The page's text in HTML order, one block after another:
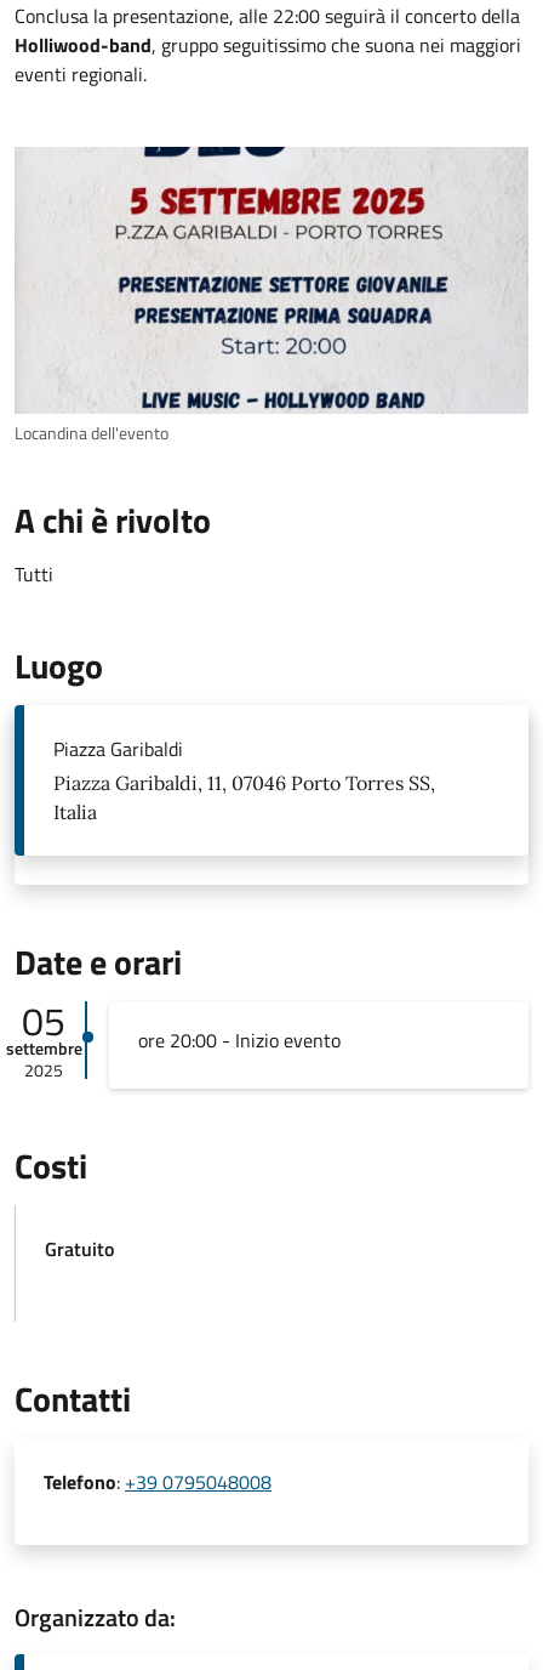
Conclusa la presentazione, alle 22:00 seguirà il concerto della
Holliwood-band, gruppo seguitissimo che suona nei maggiori
eventi regionali.
Locandina dell'evento
A chi è rivolto
Tutti
Luogo
Piazza Garibaldi
Piazza Garibaldi, 11, 07046 Porto Torres SS,
Italia
Date e orari
05
settembre
2025
ore 20:00 - Inizio evento
Costi
Gratuito
Contatti
Telefono: +39 0795048008
Organizzato da: